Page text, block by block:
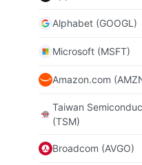
Alphabet (GOOGL)
Microsoft (MSFT)
Amazon.com
Taiwan
(TSM)
Broadcom (AVGO)